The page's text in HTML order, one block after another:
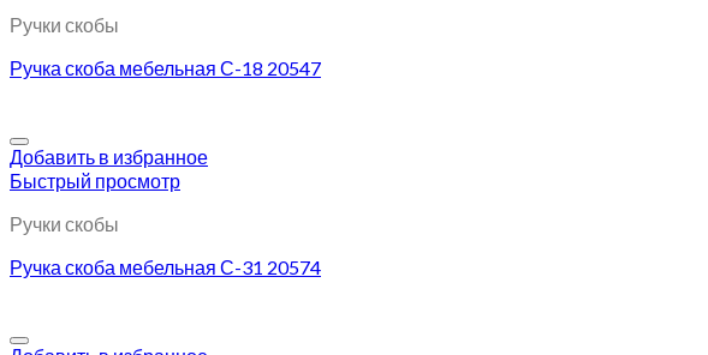
Ручки скобы
Ручка скоба мебельная С-18 20547
Добавить в избранное
Быстрый просмотр
Ручки скобы
Ручка скоба мебельная С-31 20574